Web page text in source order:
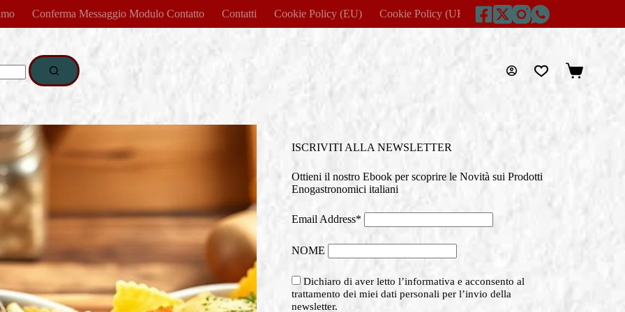
Conferma Messaggio Modulo Contatto Contatti Cookie Policy (EU) Cookie Policy (UK) Disclaimer
Carrello
ISCRIVITI ALLA NEWSLETTER
Ottieni il nostro Ebook per scoprire le Novità sui Prodotti
Enogastronomici italiani
Email Address*
NOME
Dichiaro di aver letto l’informativa e acconsento al
trattamento dei miei dati personali per l’invio della
newsletter.